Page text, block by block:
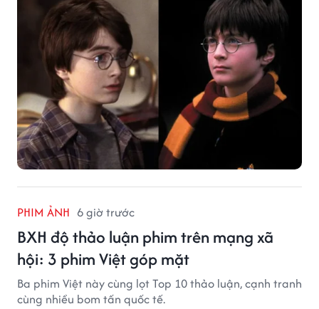
PHIM ẢNH 6 giờ trước
BXH độ thảo luận phim trên mạng xã
hội: 3 phim Việt góp mặt
Ba phim Việt này cùng lọt Top 10 thảo luận, cạnh tranh
cùng nhiều bom tấn quốc tế.